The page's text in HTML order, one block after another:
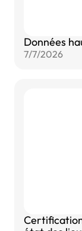
Données
7/7/2026